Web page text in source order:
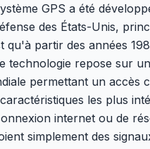
GPS a été
des États-Unis,
qu'à partir des années
technologie repose sur
permettant un accès
les plus
internet ou de
simplement des